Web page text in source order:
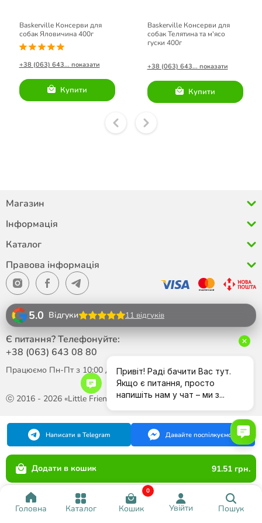
Головна Каталог Кошик
0
Увійти Пошук
Baskerville Консерви для
собак Яловичина 400г
+38 (063) 643... показати
Купити
Baskerville Консерви для
собак Телятина та м'ясо
гуски 400г
+38 (063) 643... показати
Купити
Додати в кошик 91.51 грн.
Магазин
Інформація
Каталог
Правова інформація
ⓒ 2016 - 2026 «Little Friend»
5.0 Відгуки 11 відгуків
Є питання? Телефонуйте:
+38 (063) 643 08 80
Працюємо Пн-Пт з 10:00 до 18:00
Написати в Telegram Давайте поспілкуємося